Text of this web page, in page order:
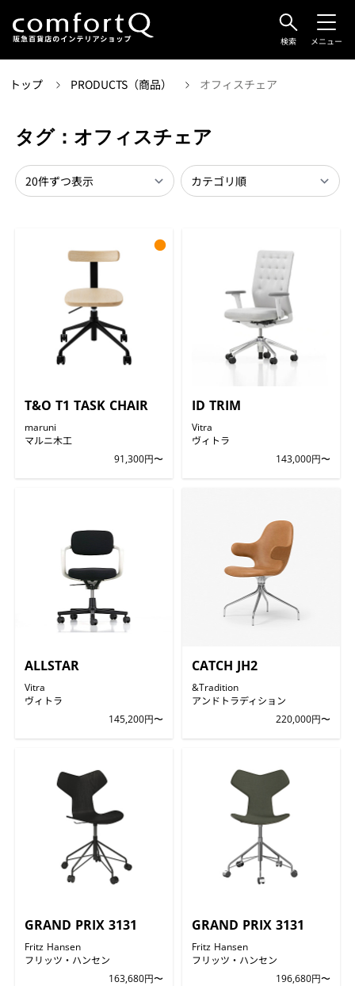
検索 メニュー
トップ PRODUCTS（商品） オフィスチェア
タグ：オフィスチェア
T&O T1 TASK CHAIR
maruni
マルニ木工
91,300円〜
●
ID TRIM
Vitra
ヴィトラ
143,000円〜
ALLSTAR
Vitra
ヴィトラ
145,200円〜
CATCH JH2
&Tradition
アンドトラディション
220,000円〜
GRAND PRIX 3131
Fritz Hansen
フリッツ・ハンセン
163,680円〜
GRAND PRIX 3131
Fritz Hansen
フリッツ・ハンセン
196,680円〜